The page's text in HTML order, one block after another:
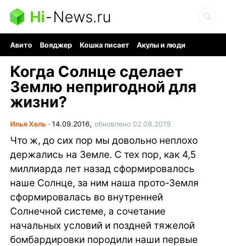
Hi-News.ru
Авито Вояджер Кошка писает
Акулы и люди
Когда Солнце сделает
Землю непригодной для
жизни?
Илья Хель ∙ 14.09.2016, обновлено 02.08.2019
Что ж, до сих пор мы довольно неплохо
держались на Земле. С тех пор, как 4,5
миллиарда лет назад сформировалось
наше Солнце, за ним наша прото-Земля
сформировалась во внутренней
Солнечной системе, а сочетание
начальных условий и поздней тяжелой
бомбардировки породили наши первые